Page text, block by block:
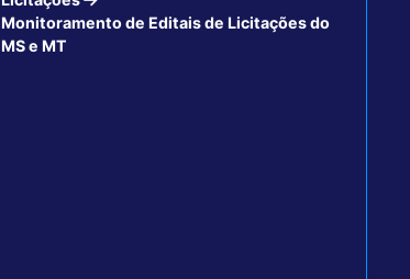
Monitoramento de Editais de Licitações do
MS e MT